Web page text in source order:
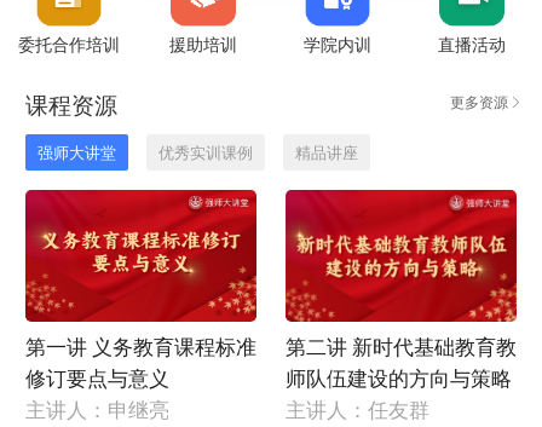
委托合作培训 援助培训 学院内训 直播活动
课程资源
强师大讲堂 优秀实训课例 精品讲座
第一讲 义务教育课程标准
修订要点与意义
主讲人：申继亮
第二讲 新时代基础教育教
师队伍建设的方向与策略
主讲人：任友群
更多资源